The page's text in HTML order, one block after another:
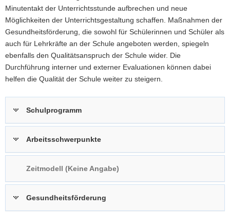
e
i
f
e
n
d
e
i
g
o
n
a
t
i
o
n
tf
o
r
m
a
t
i
Minutentakt der Unterrichtsstunde aufbrechen und neue
Möglichkeiten der Unterrichtsgestaltung schaffen. Maßnahmen der
Gesundheitsförderung, die sowohl für Schülerinnen und Schüler als
auch für Lehrkräfte an der Schule angeboten werden, spiegeln
ebenfalls den Qualitätsanspruch der Schule wider. Die
Durchführung interner und externer Evaluationen können dabei
helfen die Qualität der Schule weiter zu steigern.
Schulprogramm
Arbeitsschwerpunkte
Zeitmodell (Keine Angabe)
Gesundheitsförderung